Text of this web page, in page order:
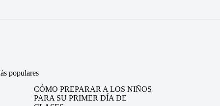
populares
CÓMO PREPARAR A LOS NIÑOS
PARA SU PRIMER DÍA DE